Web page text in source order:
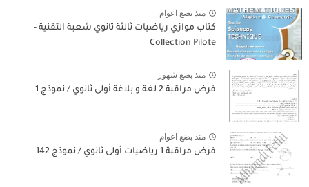
منذ بضع اعوام
كتاب موازي رياضيات ثالثة ثانوي شعبة التقنية -
Collection Pilote
منذ بضع شهور
فرض مراقبة 2 لغة و بلاغة أولى ثانوي / نموذج 1
منذ بضع اعوام
فرض مراقبة 1 رياضيات أولى ثانوي / نموذج 142